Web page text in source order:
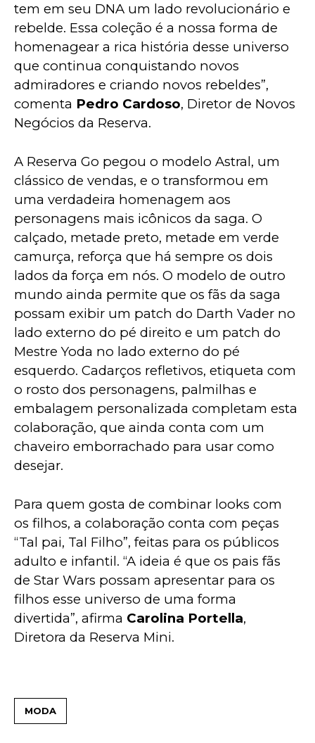
tem em seu DNA um lado revolucionário e
rebelde. Essa coleção é a nossa forma de
homenagear a rica história desse universo
que continua conquistando novos
admiradores e criando novos rebeldes”,
comenta Pedro Cardoso, Diretor de Novos
Negócios da Reserva.
A Reserva Go pegou o modelo Astral, um
clássico de vendas, e o transformou em
uma verdadeira homenagem aos
personagens mais icônicos da saga. O
calçado, metade preto, metade em verde
camurça, reforça que há sempre os dois
lados da força em nós. O modelo de outro
mundo ainda permite que os fãs da saga
possam exibir um patch do Darth Vader no
lado externo do pé direito e um patch do
Mestre Yoda no lado externo do pé
esquerdo. Cadarços refletivos, etiqueta com
o rosto dos personagens, palmilhas e
embalagem personalizada completam esta
colaboração, que ainda conta com um
chaveiro emborrachado para usar como
desejar.
Para quem gosta de combinar looks com
os filhos, a colaboração conta com peças
“Tal pai, Tal Filho”, feitas para os públicos
adulto e infantil. “A ideia é que os pais fãs
de Star Wars possam apresentar para os
filhos esse universo de uma forma
divertida”, afirma Carolina Portella,
Diretora da Reserva Mini.
MODA